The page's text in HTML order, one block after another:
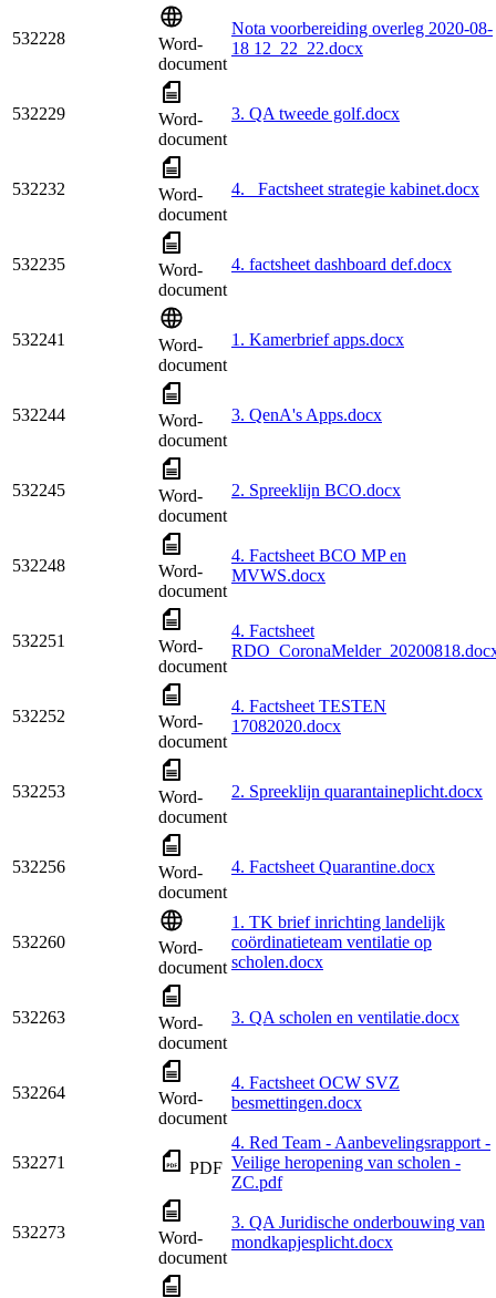
532228
Word-
document
Nota voorbereiding overleg 2020-08-
18 12_22_22.docx
532229
Word-
document
3. QA tweede golf.docx
532232
Word-
document
4. _Factsheet strategie kabinet.docx
532235
Word-
document
4. factsheet dashboard def.docx
532241
Word-
document
1. Kamerbrief apps.docx
532244
Word-
document
3. QenA's Apps.docx
532245
Word-
document
2. Spreeklijn BCO.docx
532248
Word-
document
4. Factsheet BCO MP en
MVWS.docx
532251
Word-
document
4. Factsheet
532252
Word-
document
4. Factsheet TESTEN
17082020.docx
532253
Word-
document
2. Spreeklijn quarantaineplicht.docx
532256
Word-
document
4. Factsheet Quarantine.docx
532260
Word-
document
1. TK brief inrichting landelijk
coördinatieteam ventilatie op
scholen.docx
532263
Word-
document
3. QA scholen en ventilatie.docx
532264
Word-
document
4. Factsheet OCW SVZ
besmettingen.docx
532271 PDF
4. Red Team - Aanbevelingsrapport -
Veilige heropening van scholen -
ZC.pdf
532273
Word-
document
3. QA Juridische onderbouwing van
mondkapjesplicht.docx